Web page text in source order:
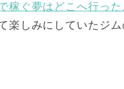
稼ぐ夢はどこへ行った
楽しみにしていたジ